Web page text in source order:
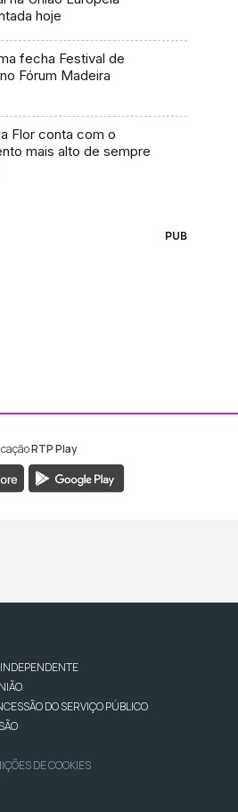
hoje
fecha Festival de
Fórum Madeira
Flor conta com o
mais alto de sempre
PUB
Madeira
RTP Play
DO SERVIÇO PÚBLICO
DE COOKIES